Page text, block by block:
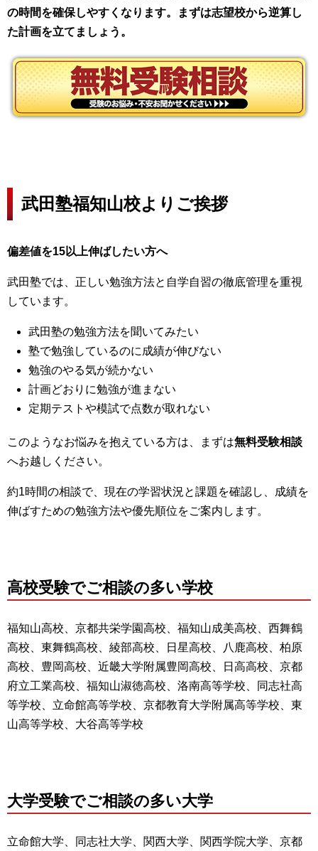
の時間を確保しやすくなります。まずは志望校から逆算し
た計画を立てましょう。
武田塾福知山校よりご挨拶
偏差値を15以上伸ばしたい方へ
武田塾では、正しい勉強方法と自学自習の徹底管理を重視
しています。
武田塾の勉強方法を聞いてみたい
塾で勉強しているのに成績が伸びない
勉強のやる気が続かない
計画どおりに勉強が進まない
定期テストや模試で点数が取れない
このようなお悩みを抱えている方は、まずは無料受験相談
へお越しください。
約1時間の相談で、現在の学習状況と課題を確認し、成績を
伸ばすための勉強方法や優先順位をご案内します。
高校受験でご相談の多い学校
福知山高校、京都共栄学園高校、福知山成美高校、西舞鶴
高校、東舞鶴高校、綾部高校、日星高校、八鹿高校、柏原
高校、豊岡高校、近畿大学附属豊岡高校、日高高校、京都
府立工業高校、福知山淑徳高校、洛南高等学校、同志社高
等学校、立命館高等学校、京都教育大学附属高等学校、東
山高等学校、大谷高等学校
大学受験でご相談の多い大学
立命館大学、同志社大学、関西大学、関西学院大学、京都